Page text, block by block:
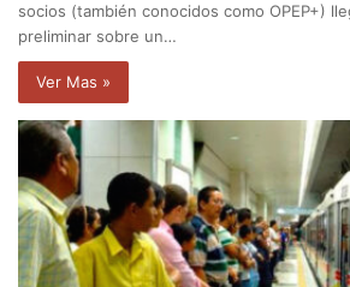
socios (también conocidos como OPEP+)
preliminar sobre un…
Ver Mas »